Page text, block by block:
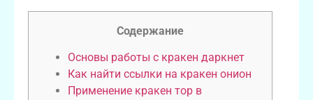
Содержание
Основы работы с кракен даркнет
Как найти ссылки на кракен онион
Применение кракен тор в